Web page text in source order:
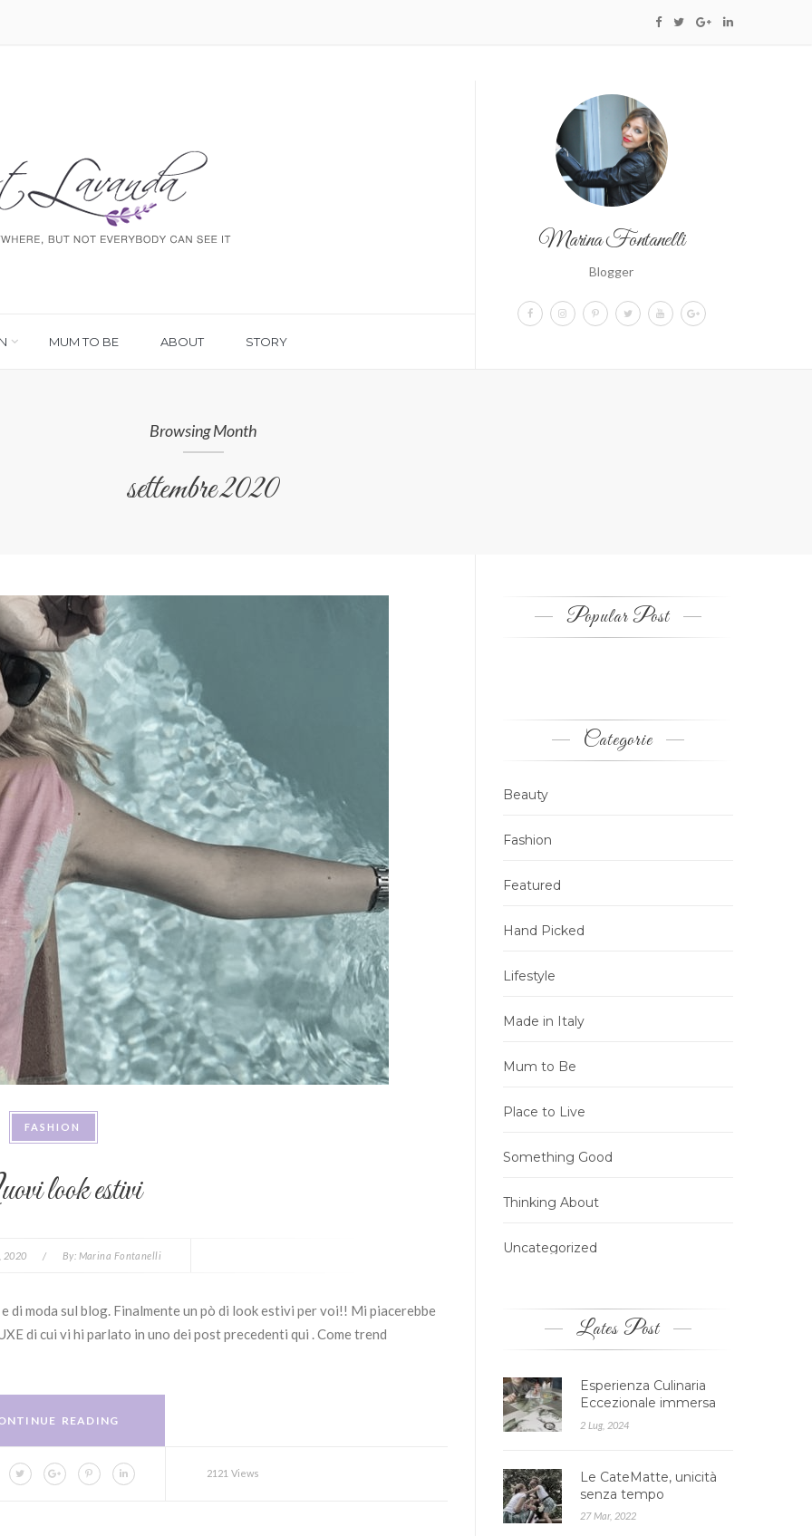
MUM TO BE ABOUT STORY
Marina Fontanelli
Blogger
Browsing Month
settembre 2020
FASHION
look estivi
2020 / By: Marina Fontanelli
moda sul blog. Finalmente un pò di look estivi per voi!! Mi piacerebbe
di cui vi hi parlato in uno dei post precedenti qui . Come trend
READING
2121 Views
Popular Post
Categorie
Beauty
Fashion
Featured
Hand Picked
Lifestyle
Made in Italy
Mum to Be
Place to Live
Something Good
Thinking About
Uncategorized
Lates Post
Esperienza Culinaria
Eccezionale immersa
nella Natura: Agrires…
2 Lug, 2024
Le CateMatte, unicità
senza tempo
27 Mar, 2022